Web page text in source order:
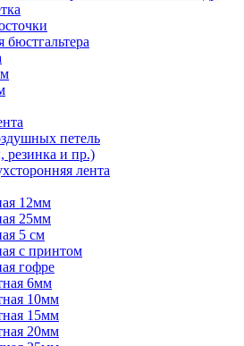
бюстгальтера
петель
резинка и пр.)
лента
12мм
25мм
5 см
с принтом
гофре
6мм
10мм
15мм
20мм